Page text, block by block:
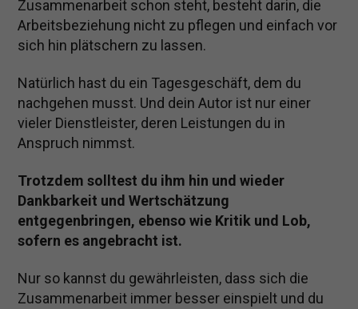
Zusammenarbeit schon steht, besteht darin, die
Arbeitsbeziehung nicht zu pflegen und einfach vor
sich hin plätschern zu lassen.
Natürlich hast du ein Tagesgeschäft, dem du
nachgehen musst. Und dein Autor ist nur einer
vieler Dienstleister, deren Leistungen du in
Anspruch nimmst.
Trotzdem solltest du ihm hin und wieder
Dankbarkeit und Wertschätzung
entgegenbringen, ebenso wie Kritik und Lob,
sofern es angebracht ist.
Nur so kannst du gewährleisten, dass sich die
Zusammenarbeit immer besser einspielt und du